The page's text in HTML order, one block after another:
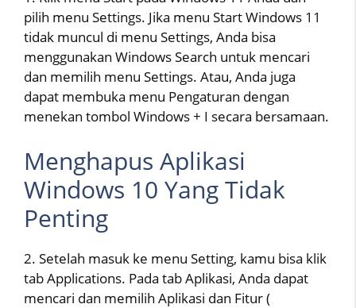
pilih menu Settings. Jika menu Start Windows 11
tidak muncul di menu Settings, Anda bisa
menggunakan Windows Search untuk mencari
dan memilih menu Settings. Atau, Anda juga
dapat membuka menu Pengaturan dengan
menekan tombol Windows + I secara bersamaan.
Menghapus Aplikasi
Windows 10 Yang Tidak
Penting
2. Setelah masuk ke menu Setting, kamu bisa klik
tab Applications. Pada tab Aplikasi, Anda dapat
mencari dan memilih Aplikasi dan Fitur (